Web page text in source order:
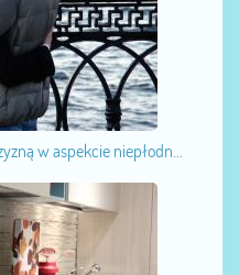
w aspekcie niepłodn...